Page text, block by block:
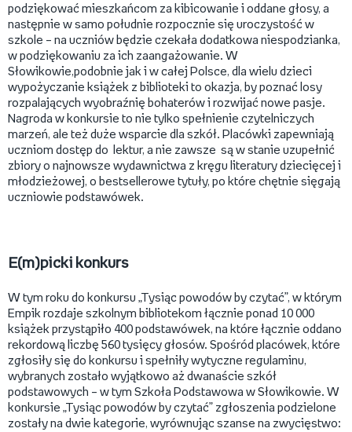
podziękować mieszkańcom za kibicowanie i oddane głosy, a
następnie w samo południe rozpocznie się uroczystość w
szkole – na uczniów będzie czekała dodatkowa niespodzianka,
w podziękowaniu za ich zaangażowanie. W
Słowikowie,podobnie jak i w całej Polsce, dla wielu dzieci
wypożyczanie książek z biblioteki to okazja, by poznać losy
rozpalających wyobraźnię bohaterów i rozwijać nowe pasje.
Nagroda w konkursie to nie tylko spełnienie czytelniczych
marzeń, ale też duże wsparcie dla szkół. Placówki zapewniają
uczniom dostęp do lektur, a nie zawsze są w stanie uzupełnić
zbiory o najnowsze wydawnictwa z kręgu literatury dziecięcej i
młodzieżowej, o bestsellerowe tytuły, po które chętnie sięgają
uczniowie podstawówek.
E(m)picki konkurs
W tym roku do konkursu „Tysiąc powodów by czytać”, w którym
Empik rozdaje szkolnym bibliotekom łącznie ponad 10 000
książek przystąpiło 400 podstawówek, na które łącznie oddano
rekordową liczbę 560 tysięcy głosów. Spośród placówek, które
zgłosiły się do konkursu i spełniły wytyczne regulaminu,
wybranych zostało wyjątkowo aż dwanaście szkół
podstawowych – w tym Szkoła Podstawowa w Słowikowie. W
konkursie „Tysiąc powodów by czytać” zgłoszenia podzielone
zostały na dwie kategorie, wyrównując szanse na zwycięstwo: